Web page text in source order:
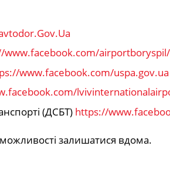
www.facebook.com/airportboryspil/
www.facebook.com/uspa.gov.ua
(ДСБТ) https://
можливості залишатися вдома.